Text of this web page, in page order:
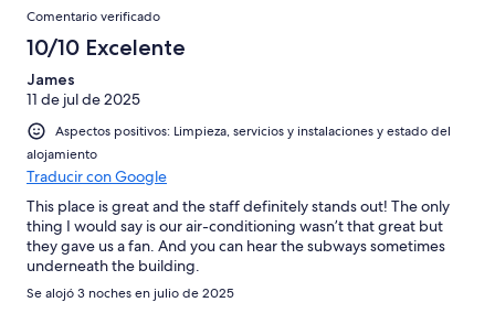
Comentario verificado
10/10 Excelente
James
11 de jul de 2025
Aspectos positivos: Limpieza, servicios y instalaciones y estado del
alojamiento
Traducir con Google
This place is great and the staff definitely stands out! The only
thing I would say is our air-conditioning wasn’t that great but
they gave us a fan. And you can hear the subways sometimes
underneath the building.
Se alojó 3 noches en julio de 2025